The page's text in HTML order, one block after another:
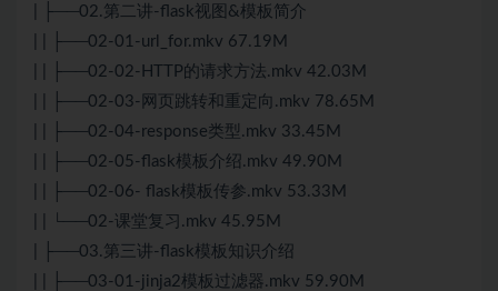
| ├──02.第二讲-flask视图&模板简介
| | ├──02-01-url_for.mkv 67.19M
| | ├──02-02-HTTP的请求方法.mkv 42.03M
| | ├──02-03-网页跳转和重定向.mkv 78.65M
| | ├──02-04-response类型.mkv 33.45M
| | ├──02-05-flask模板介绍.mkv 49.90M
| | ├──02-06- flask模板传参.mkv 53.33M
| | └──02-课堂复习.mkv 45.95M
| ├──03.第三讲-flask模板知识介绍
| | ├──03-01-jinja2模板过滤器.mkv 59.90M